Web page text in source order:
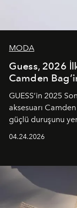
MODA
Guess, 2026
Camden
GUESS’in 2025
aksesuarı
güçlü duruşunu
04.24.2026